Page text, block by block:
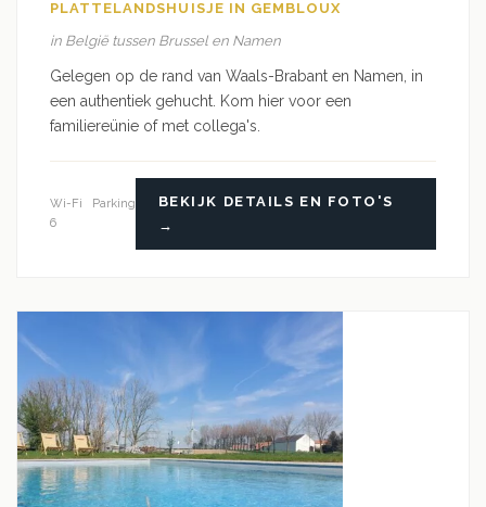
PLATTELANDSHUISJE IN GEMBLOUX
in België tussen Brussel en Namen
Gelegen op de rand van Waals-Brabant en Namen, in
een authentiek gehucht. Kom hier voor een
familiereünie of met collega's.
Wi-Fi
6
Parking
BEKIJK DETAILS EN FOTO'S
→